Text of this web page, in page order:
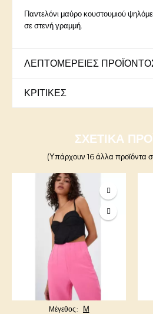
Παντελόνι μαύρο κουστουμιού
σε στενή γραμμή.
ΛΕΠΤΟΜΈΡΕΙΕΣ
ΚΡΙΤΙΚΈΣ
ΣΧΕΤΙΚΆ
(Υπάρχουν 16 άλλα προϊόντα
Μέγεθος Μ